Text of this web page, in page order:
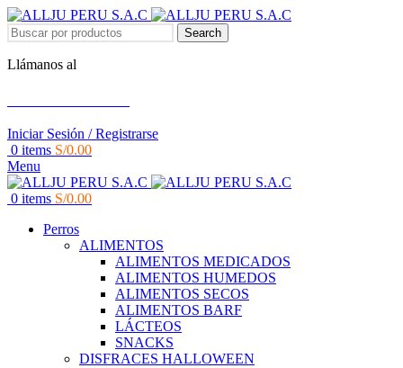
Search
Llámanos al
Iniciar Sesión / Registrarse
0 items S/0.00
Menu
0 items S/0.00
Perros
ALIMENTOS
ALIMENTOS MEDICADOS
ALIMENTOS HUMEDOS
ALIMENTOS SECOS
ALIMENTOS BARF
LÁCTEOS
SNACKS
DISFRACES HALLOWEEN